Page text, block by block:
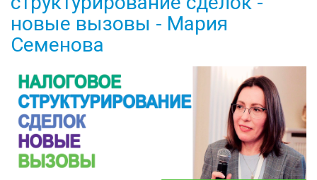
новые вызовы - Мария
Семенова